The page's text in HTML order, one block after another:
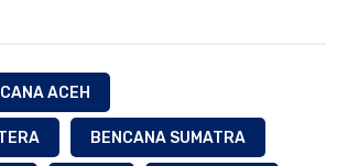
ACEH
BENCANA SUMATRA